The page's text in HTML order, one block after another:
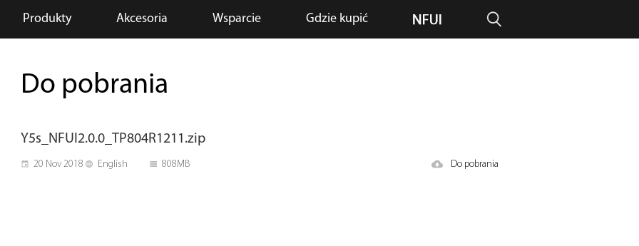
Produkty Akcesoria Wsparcie Gdzie kupić
Do pobrania
Y5s_NFUI2.0.0_TP804R1211.zip
20 Nov 2018 English 808MB Do pobrania